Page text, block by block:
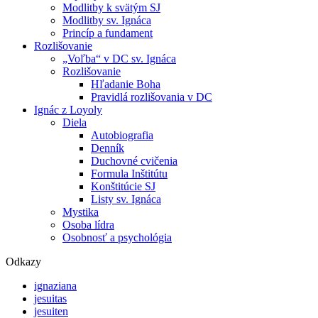
Modlitby k svätým SJ
Modlitby sv. Ignáca
Princíp a fundament
Rozlišovanie
„Voľba“ v DC sv. Ignáca
Rozlišovanie
Hľadanie Boha
Pravidlá rozlišovania v DC
Ignác z Loyoly
Diela
Autobiografia
Denník
Duchovné cvičenia
Formula Inštitútu
Konštitúcie SJ
Listy sv. Ignáca
Mystika
Osoba lídra
Osobnosť a psychológia
Odkazy
ignaziana
jesuitas
jesuiten